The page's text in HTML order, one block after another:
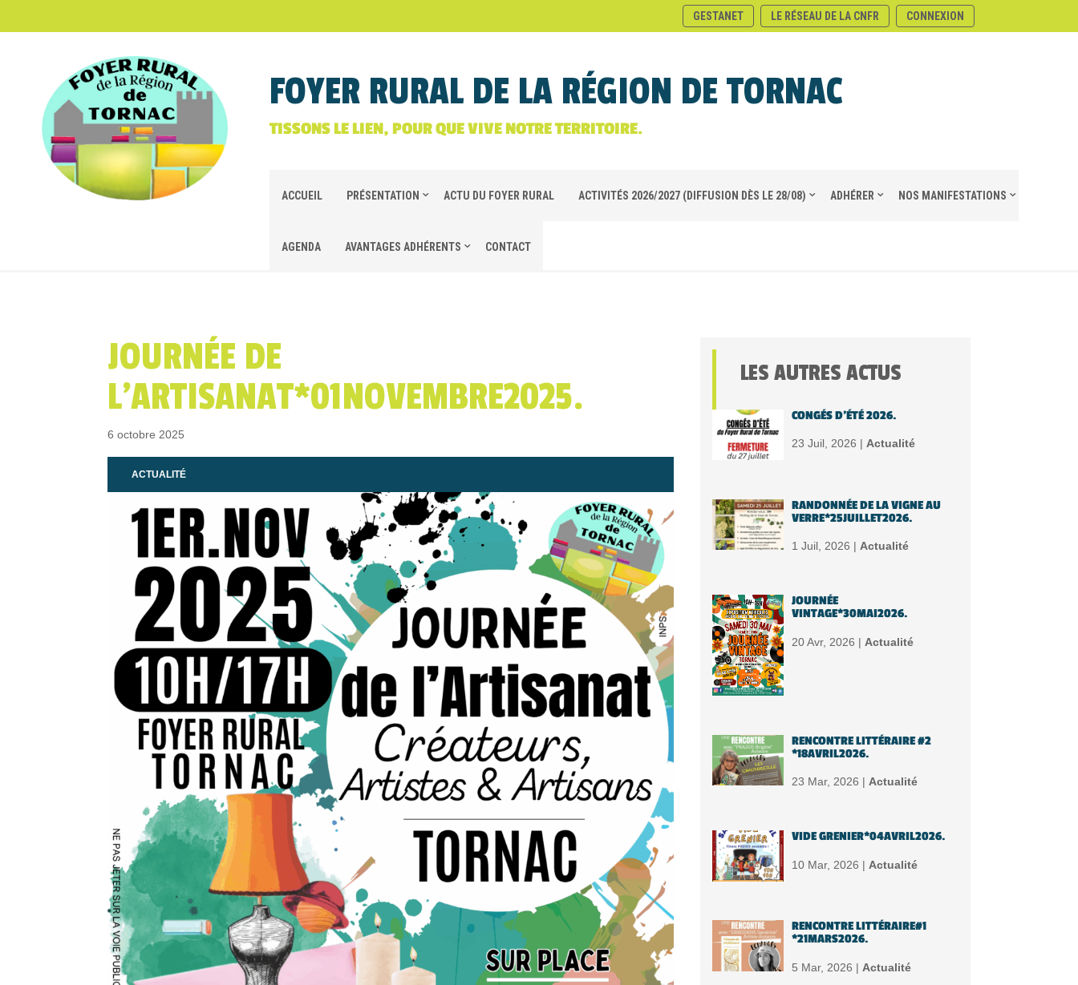
GESTANET LE RÉSEAU DE LA CNFR CONNEXION
FOYER RURAL DE LA RÉGION DE TORNAC
TISSONS LE LIEN, POUR QUE VIVE NOTRE TERRITOIRE.
ACCUEIL PRÉSENTATION ACTU DU FOYER RURAL ACTIVITÉS 2026/2027 (DIFFUSION DÈS LE 28/08) ADHÉRER NOS MANIFESTATIONS
AGENDA AVANTAGES ADHÉRENTS CONTACT
JOURNÉE DE
L’ARTISANAT*01NOVEMBRE2025.
6 octobre 2025
ACTUALITÉ
LES AUTRES ACTUS
CONGÉS D’ÉTÉ 2026.
23 Juil, 2026 | Actualité
RANDONNÉE DE LA VIGNE AU
VERRE*25JUILLET2026.
1 Juil, 2026 | Actualité
JOURNÉE
VINTAGE*30MAI2026.
20 Avr, 2026 | Actualité
RENCONTRE LITTÉRAIRE #2
*18AVRIL2026.
23 Mar, 2026 | Actualité
VIDE GRENIER*04AVRIL2026.
10 Mar, 2026 | Actualité
RENCONTRE LITTÉRAIRE#1
*21MARS2026.
5 Mar, 2026 | Actualité